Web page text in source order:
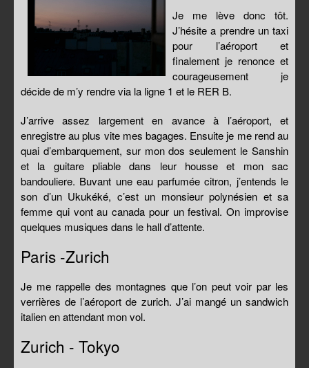
Je me lève donc tôt.
J’hésite a prendre un taxi
pour l’aéroport et
finalement je renonce et
courageusement je
décide de m’y rendre via la ligne 1 et le RER B.
J’arrive assez largement en avance à l’aéroport, et
enregistre au plus vite mes bagages. Ensuite je me rend au
quai d’embarquement, sur mon dos seulement le Sanshin
et la guitare pliable dans leur housse et mon sac
bandouliere. Buvant une eau parfumée citron, j’entends le
son d’un Ukukéké, c’est un monsieur polynésien et sa
femme qui vont au canada pour un festival. On improvise
quelques musiques dans le hall d’attente.
Paris -Zurich
Je me rappelle des montagnes que l’on peut voir par les
verrières de l’aéroport de zurich. J’ai mangé un sandwich
italien en attendant mon vol.
Zurich - Tokyo